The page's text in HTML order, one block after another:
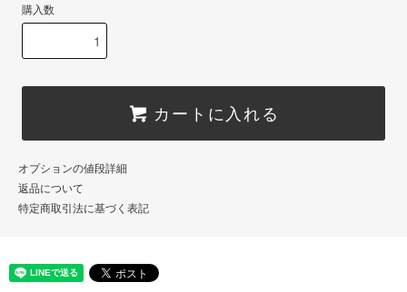
購入数
カートに入れる
オプションの値段詳細
返品について
特定商取引法に基づく表記